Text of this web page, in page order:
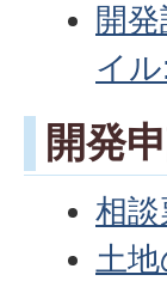
開
イ
開発
相
土